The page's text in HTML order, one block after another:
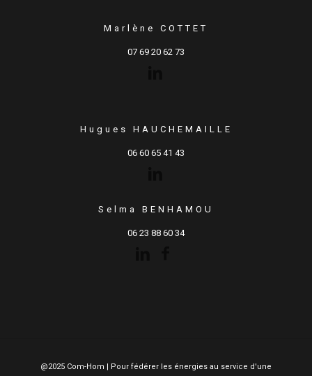
Marlène COTTET
07 69 20 62 73
Hugues HAUCHEMAILLE
06 60 65 41 43
Selma BENHAMOU
06 23 88 60 34
@2025 Com-Hom | Pour fédérer les énergies au service d'une